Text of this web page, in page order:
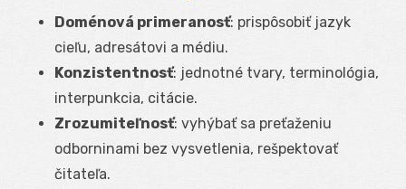
Doménová primeranosť: prispôsobiť jazyk
cieľu, adresátovi a médiu.
Konzistentnosť: jednotné tvary, terminológia,
interpunkcia, citácie.
Zrozumiteľnosť: vyhýbať sa preťaženiu
odborninami bez vysvetlenia, rešpektovať
čitateľa.